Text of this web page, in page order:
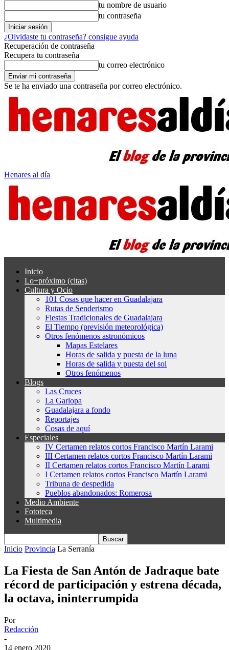
tu nombre de usuario
tu contraseña
¿Olvidaste tu contraseña? consigue ayuda
Recuperación de contraseña
Recupera tu contraseña
tu correo electrónico
Se te ha enviado una contraseña por correo electrónico.
Henares al día
Inicio
Lo+próximo (citas)
Cultura y Ocio
101 Cosas que hacer en Guadalajara
Rutas de Senderismo
Fiestas Tradicionales de Guadalajara
El Tiempo (previsión meteorológica)
Otros fenómenos astronómicos
Mapas Estelares
Horas de salida y puesta de la luna
Horas de salida y puesta del sol
Otros fenómenos
Blogs
Las Cruces
La Garlopa
Guadalajara a fondo
Reportajes
Cosas de aquí
Especiales
IV Certamen relatos cortos Francisco Martín Larami
III Certamen relatos cortos Francisco Martín Larami
II Certamen relatos cortos Francisco Martín Larami
I Certamen relatos cortos Francisco Martín Larami
Tribuna de despedida
Pueblos abandonados: Romerosa
Medio Ambiente
Fototeca
Multimedia
Inicio Provincia La Serranía
La Fiesta de San Antón de Jadraque bate
récord de participación y estrena década,
la octava, ininterrumpida
Por
Redacción
-
14 enero 2020